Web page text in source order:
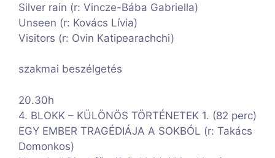
Silver rain (r: Vincze-Bába Gabriella)
Unseen (r: Kovács Lívia)
Visitors (r: Ovin Katipearachchi)
szakmai beszélgetés
20.30h
4. BLOKK – KÜLÖNÖS TÖRTÉNETEK 1. (82 perc)
EGY EMBER TRAGÉDIÁJA A SOKBÓL (r: Takács
Domonkos)